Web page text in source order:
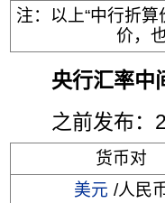
注：以上“中行折算
价，
央行汇率中
之前发布：
货币对
美元 /人民